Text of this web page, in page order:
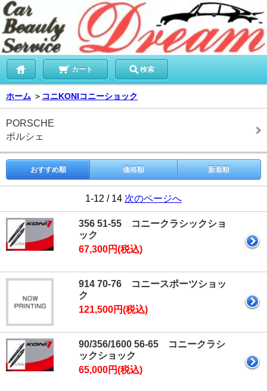
カート 検索
ホーム ＞ コニKONIコニーショック
PORSCHE
ポルシェ
おすすめ順 価格順 新着順
1-12 / 14 次のページへ
356 51-55 コニークラシックショ
ック
67,300円(税込)
914 70-76 コニースポーツショッ
ク
121,500円(税込)
90/356/1600 56-65 コニークラシ
ックショック
65,000円(税込)